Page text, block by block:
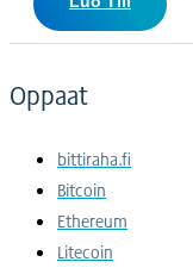
Oppaat
bittiraha.fi
Bitcoin
Ethereum
Litecoin